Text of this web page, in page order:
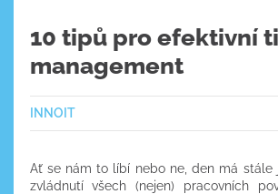
10 tipů pro efektivní
management
INNOIT
Ať se nám to líbí nebo ne, den má stále
zvládnutí všech (nejen) pracovních